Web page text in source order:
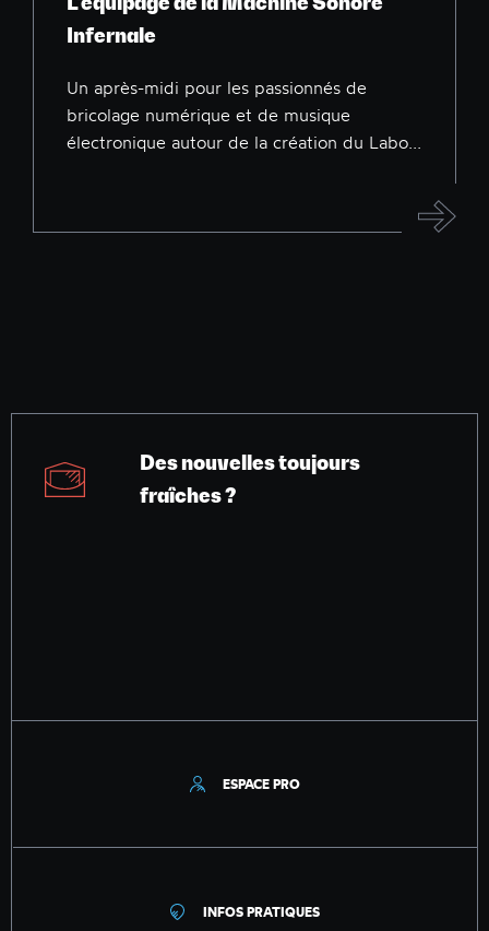
Infernale
Un après-midi pour les passionnés de
bricolage numérique et de musique
électronique autour de la création du Labo...
Des nouvelles toujours
fraîches ?
ESPACE PRO
INFOS PRATIQUES